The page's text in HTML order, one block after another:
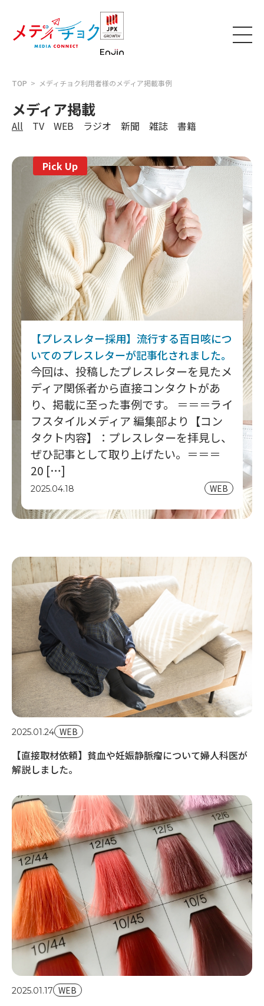
TOP > メディチョク利用者様のメディア掲載事例
メディア掲載
All TV WEB ラジオ 新聞 雑誌 書籍
Pick Up
【プレスレター採用】流行する百日咳につ
いてのプレスレターが記事化されました。
今回は、投稿したプレスレターを見たメ
ディア関係者から直接コンタクトがあ
り、掲載に至った事例です。 ＝＝＝ライ
フスタイルメディア 編集部より【コン
タクト内容】：プレスレターを拝見し、
ぜひ記事として取り上げたい。＝＝＝
20 […]
2025.04.18 WEB
2025.01.24 WEB
【直接取材依頼】貧血や妊娠静脈瘤について婦人科医が
解説しました。
2025.01.17 WEB